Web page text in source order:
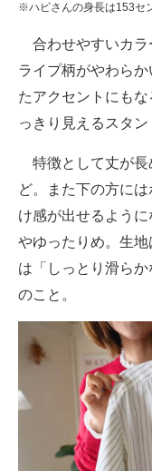
※ハピさんの身長は153セ
合わせやすいカラ
ライプ柄がやわら
たアクセントにも
っきり見えるスタン
特徴として丈が長
ど。また下の方に
け感が出せるよう
やゆったりめ。生
は「しっとり滑ら
のこと。